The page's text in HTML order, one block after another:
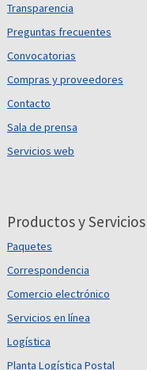
Transparencia
Preguntas frecuentes
Convocatorias
Compras y proveedores
Contacto
Sala de prensa
Servicios web
Productos y Servicios
Paquetes
Correspondencia
Comercio electrónico
Servicios en línea
Logística
Planta Logística Postal